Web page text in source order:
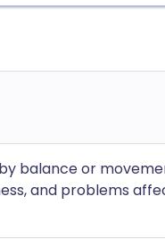
balance or
and problems